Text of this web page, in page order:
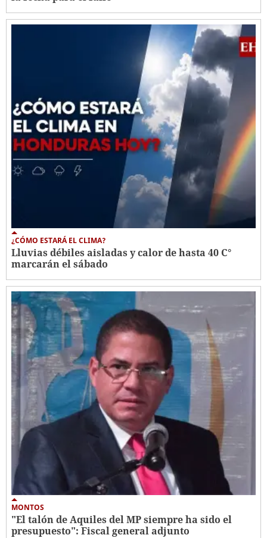
¿CÓMO ESTARÁ EL CLIMA?
Lluvias débiles aisladas y calor de hasta 40 C°
marcarán el sábado
MONTOS
"El talón de Aquiles del MP siempre ha sido el
presupuesto": Fiscal general adjunto